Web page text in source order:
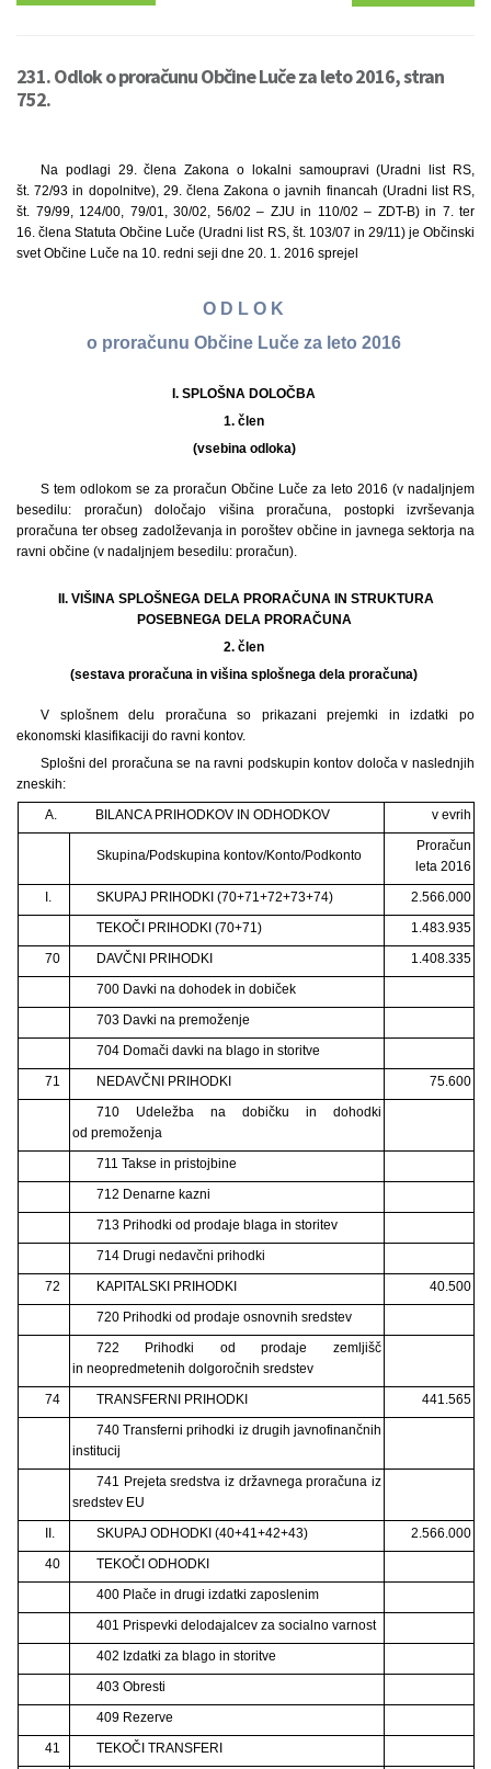
231. Odlok o proračunu Občine Luče za leto 2016, stran
752.
Na podlagi 29. člena Zakona o lokalni samoupravi (Uradni list RS,
št. 72/93 in dopolnitve), 29. člena Zakona o javnih financah (Uradni list RS,
št. 79/99, 124/00, 79/01, 30/02, 56/02 – ZJU in 110/02 – ZDT-B) in 7. ter
16. člena Statuta Občine Luče (Uradni list RS, št. 103/07 in 29/11) je Občinski
svet Občine Luče na 10. redni seji dne 20. 1. 2016 sprejel
O D L O K
o proračunu Občine Luče za leto 2016
I. SPLOŠNA DOLOČBA
1. člen
(vsebina odloka)
S tem odlokom se za proračun Občine Luče za leto 2016 (v nadaljnjem
besedilu: proračun) določajo višina proračuna, postopki izvrševanja
proračuna ter obseg zadolževanja in poroštev občine in javnega sektorja na
ravni občine (v nadaljnjem besedilu: proračun).
II. VIŠINA SPLOŠNEGA DELA PRORAČUNA IN STRUKTURA
POSEBNEGA DELA PRORAČUNA
2. člen
(sestava proračuna in višina splošnega dela proračuna)
V splošnem delu proračuna so prikazani prejemki in izdatki po
ekonomski klasifikaciji do ravni kontov.
Splošni del proračuna se na ravni podskupin kontov določa v naslednjih
zneskih:
A.
BILANCA PRIHODKOV IN ODHODKOV v evrih
Skupina/Podskupina kontov/Konto/Podkonto
Proračun
leta 2016
I.
SKUPAJ PRIHODKI (70+71+72+73+74)
2.566.000
TEKOČI PRIHODKI (70+71)
1.483.935
70
DAVČNI PRIHODKI
1.408.335
700 Davki na dohodek in dobiček
703 Davki na premoženje
704 Domači davki na blago in storitve
71
NEDAVČNI PRIHODKI
75.600
710 Udeležba na dobičku in dohodki
od premoženja
711 Takse in pristojbine
712 Denarne kazni
713 Prihodki od prodaje blaga in storitev
714 Drugi nedavčni prihodki
72
KAPITALSKI PRIHODKI
40.500
720 Prihodki od prodaje osnovnih sredstev
722 Prihodki od prodaje zemljišč
in neopredmetenih dolgoročnih sredstev
74
TRANSFERNI PRIHODKI
441.565
740 Transferni prihodki iz drugih javnofinančnih
institucij
741 Prejeta sredstva iz državnega proračuna iz
sredstev EU
II.
SKUPAJ ODHODKI (40+41+42+43)
2.566.000
40
TEKOČI ODHODKI
400 Plače in drugi izdatki zaposlenim
401 Prispevki delodajalcev za socialno varnost
402 Izdatki za blago in storitve
403 Obresti
409 Rezerve
41
TEKOČI TRANSFERI